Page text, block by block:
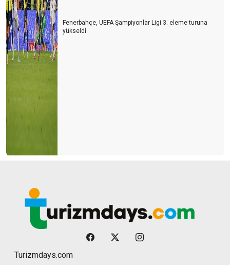
Fenerbahçe, UEFA Şampiyonlar Ligi 3. eleme turuna
yükseldi
Turizmdays.com